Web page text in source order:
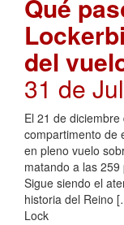
Qué
del
31 de
El 21 de
compartimento de
en pleno vuelo
matando a las
Sigue siendo el
historia del Reino
Lock